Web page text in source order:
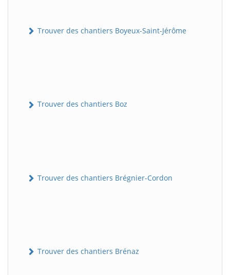
Trouver des chantiers Boyeux-Saint-Jérôme
Trouver des chantiers Boz
Trouver des chantiers Brégnier-Cordon
Trouver des chantiers Brénaz